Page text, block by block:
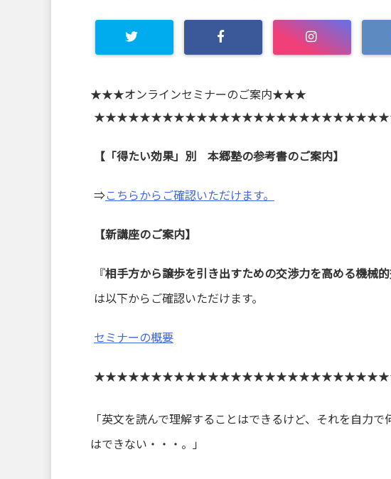
★★★オンラインセミナーのご案内★★★
【「得たい効果」別 本郷塾の参考書のご案内】
⇒こちらからご確認いただけます。
【新講座のご案内】
『相手方から譲歩を引き出すための交渉力を高める機械
は以下からご確認いただけます。
セミナーの概要
「英文を読んで理解することはできるけど、それを自力
はできない・・・。」